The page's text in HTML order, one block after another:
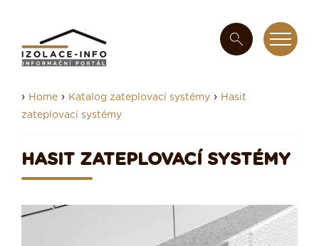
› Home › Katalog zateplovací systémy › Hasit
zateplovací systémy
HASIT ZATEPLOVACÍ SYSTÉMY